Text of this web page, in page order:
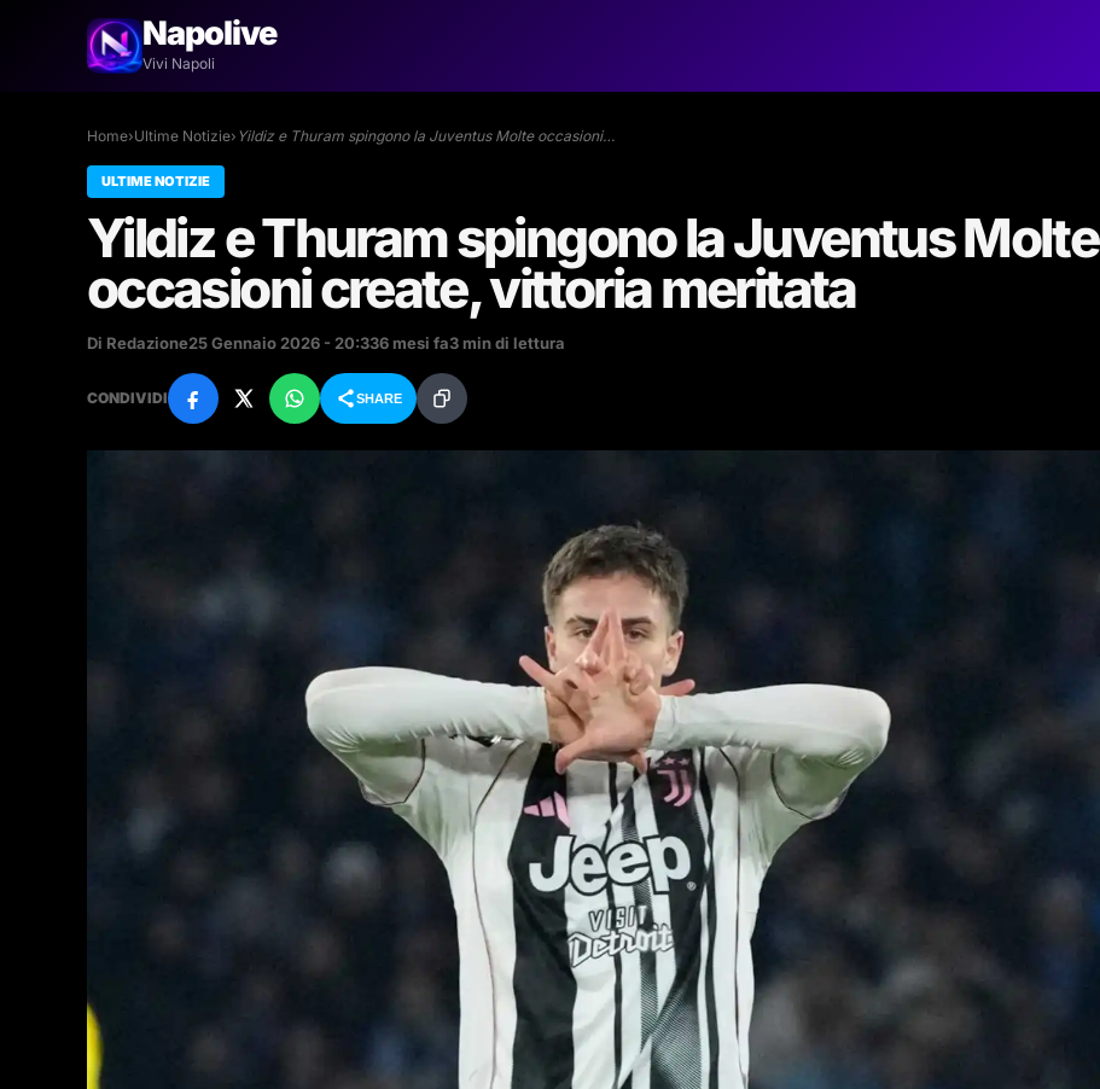
Napolive
Vivi Napoli
Home›Ultime Notizie› Yildiz e Thuram spingono la Juventus Molte occasioni…
ULTIME NOTIZIE
Yildiz e Thuram spingono la Juventus Molte
occasioni create, vittoria meritata
Di Redazione25 Gennaio 2026 - 20:336 mesi fa3 min di lettura
CONDIVIDI SHARE